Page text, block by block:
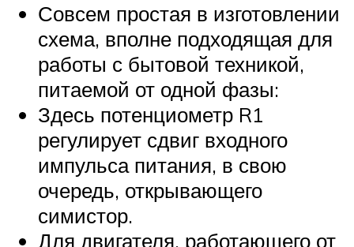
Совсем простая в изготовлении
схема, вполне подходящая для
работы с бытовой техникой,
питаемой от одной фазы:
Здесь потенциометр R1
регулирует сдвиг входного
импульса питания, в свою
очередь, открывающего
симистор.
Для двигателя, работающего от